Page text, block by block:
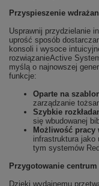
Przyspieszenie
Usprawnij przydzielanie
uprość sposób
konsoli i wysoce
rozwiązanieActive
myślą o najnowszej
funkcje:
Oparte na
zarządzanie
Szybkie
się wbudowanej
Możliwość pracy
infrastruktura jako
tym systemów
Przygotowanie
Dzięki wydajnemu